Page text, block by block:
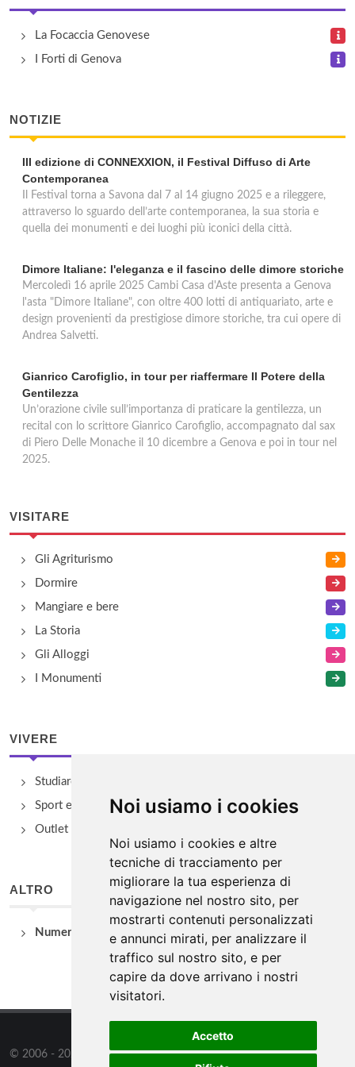
Noi usiamo i cookies
Noi usiamo i cookies e altre
tecniche di tracciamento per
migliorare la tua esperienza di
navigazione nel nostro sito, per
mostrarti contenuti personalizzati
e annunci mirati, per analizzare il
traffico sul nostro sito, e per
capire da dove arrivano i nostri
visitatori.
Accetto
Ufficio Postale Corso Sardegna 2
corso Sardegna 2, Genova
La Focaccia Genovese
I Forti di Genova
NOTIZIE
III edizione di CONNEXXION, il Festival Diffuso di Arte
Contemporanea
Il Festival torna a Savona dal 7 al 14 giugno 2025 e a rileggere,
attraverso lo sguardo dell’arte contemporanea, la sua storia e
quella dei monumenti e dei luoghi più iconici della città.
Dimore Italiane: l'eleganza e il fascino delle dimore storiche
Mercoledì 16 aprile 2025 Cambi Casa d'Aste presenta a Genova
l'asta "Dimore Italiane", con oltre 400 lotti di antiquariato, arte e
design provenienti da prestigiose dimore storiche, tra cui opere di
Andrea Salvetti.
Gianrico Carofiglio, in tour per riaffermare Il Potere della
Gentilezza
Un’orazione civile sull’importanza di praticare la gentilezza, un
recital con lo scrittore Gianrico Carofiglio, accompagnato dal sax
di Piero Delle Monache il 10 dicembre a Genova e poi in tour nel
2025.
VISITARE
Gli Agriturismo
Dormire
Mangiare e bere
La Storia
Gli Alloggi
I Monumenti
VIVERE
Studiare
Sport e Benessere
Outlet e spacci aziendali
ALTRO
Numeri Utili
© 2006 - 2026 WSG3 STUDIOtutti i diritti riservati. Powered by